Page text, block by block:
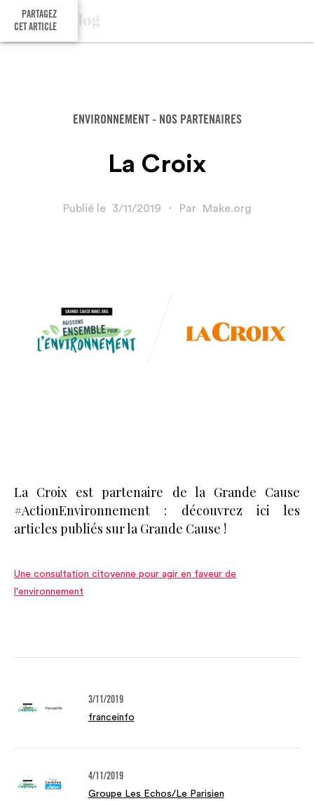
PARTAGEZ
CET ARTICLE
ENVIRONNEMENT - NOS PARTENAIRES
La Croix
Publié le 3/11/2019 ・ Par Make.org
La Croix est partenaire de la Grande Cause
#ActionEnvironnement : découvrez ici les
articles publiés sur la Grande Cause !
Une consultation citoyenne pour agir en faveur de
l'environnement
3/11/2019
franceinfo
4/11/2019
Groupe Les Echos/Le Parisien